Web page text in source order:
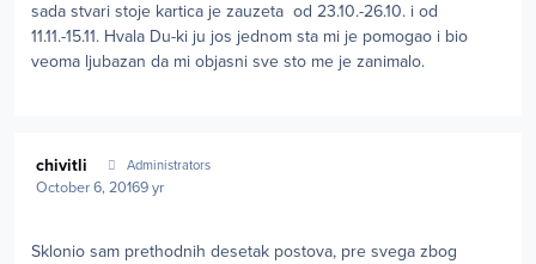
sada stvari stoje kartica je zauzeta od 23.10.-26.10. i od
11.11.-15.11. Hvala Du-ki ju jos jednom sta mi je pomogao i bio
veoma ljubazan da mi objasni sve sto me je zanimalo.
chivitli Administrators
October 6, 20169 yr
Sklonio sam prethodnih desetak postova, pre svega zbog